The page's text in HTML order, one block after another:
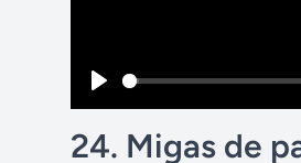
P
l
24. Migas de